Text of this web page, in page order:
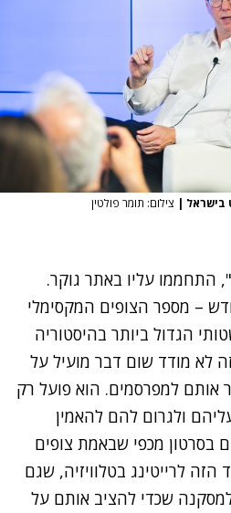
בישראל | צילום: תומר פולטין
התחממו עליו באתר גוקר.
– מספר הצופים המקסימלי
הגדול ביותר בהיסטוריה
לא מודד שום דבר מועיל על
אותם למפרסמים. הוא פועל רק
ולגרום להם להאמין
בסרטון מכפי שבאמת צופים
לרייטינג בטלוויזיה, שגם
למסקנה שכדי להציב אותם על